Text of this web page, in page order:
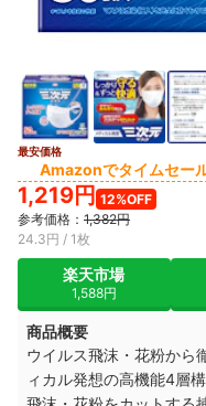
最安価格
Amazonでタイムセー
1,219円 12%OFF
参考価格： 1,382円
24.3円 / 1枚
楽天市場
1,588円
商品概要
ウイルス飛沫・花粉から
ィカル発想の高機能4層